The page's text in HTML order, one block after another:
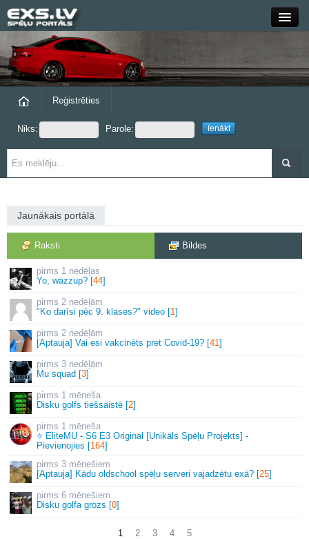
Grupas
Reģistrēties
Niks: Parole:
Jaunākais portālā
Raksti Bildes
1 nedēļas
Yo, wazzup? [44]
2 nedēļām
"Ko darīsi pēc 9. klases?" video [1]
2 nedēļām
[Aptauja] Vai esi vakcinēts pret Covid-19? [41]
3 nedēļām
Mu squad [3]
1 mēneša
Disku golfs tiešsaistē [2]
1 mēneša
⭐ EliteMU - S6 E3 Original [Unikāls Spēļu Projekts] -
Pievienojies [164]
3 mēnešiem
[Aptauja] Kādu oldschool spēļu serveri vajadzētu exā? [25]
6 mēnešiem
Disku golfa grozs [0]
1 2 3 4 5